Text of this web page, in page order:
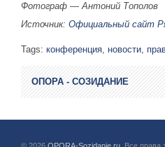
Фотограф — Антоний Тополов
Источник: Официальный сайт
Tags: конференция, новости,
ОПОРА - СОЗИДАНИЕ